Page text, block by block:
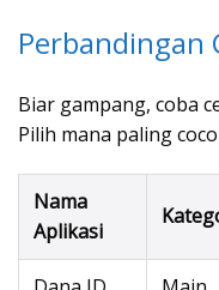
Perbandingan
Biar gampang, coba
Pilih mana paling
Nama
Aplikasi